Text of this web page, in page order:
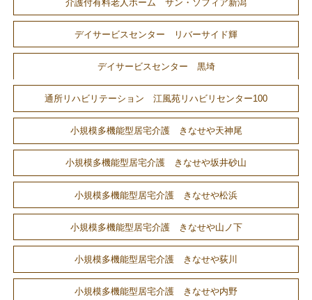
デイサービスセンター リバーサイド輝
デイサービスセンター 黒埼
通所リハビリテーション 江風苑リハビリセンター100
小規模多機能型居宅介護 きなせや天神尾
小規模多機能型居宅介護 きなせや坂井砂山
小規模多機能型居宅介護 きなせや松浜
小規模多機能型居宅介護 きなせや山ノ下
小規模多機能型居宅介護 きなせや荻川
小規模多機能型居宅介護 きなせや内野